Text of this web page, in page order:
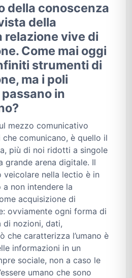
della conoscenza
della
relazione vive di
Come mai oggi
strumenti di
ma i poli
in
mezzo comunicativo
comunicano, è quello il
più di noi ridotti a singole
grande arena digitale. Il
veicolare nella lectio è in
a non intendere la
acquisizione di
ovviamente ogni forma di
di nozioni, dati,
che caratterizza l’umano è
informazioni in un
sociale, non a caso le
umano che sono